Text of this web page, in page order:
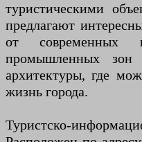
туристическими
предлагают
от
промышленных зон
архитектуры, где
жизнь города.
Туристско-